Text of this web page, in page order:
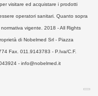
visitare ed acquistare i prodotti
operatori sanitari. Quanto sopra
vigente. 2018 - All Rights
di Nobelmed Srl - Piazza
Fax. 011.9143783 - P.Iva/C.F.
- info@nobelmed.it